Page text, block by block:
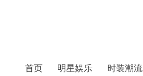
首页 明星娱乐 时装潮流